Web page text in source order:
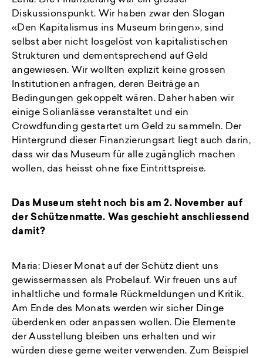
Diskussionspunkt. Wir haben zwar den Slogan
«Den Kapitalismus ins Museum bringen», sind
selbst aber nicht losgelöst von kapitalistischen
Strukturen und dementsprechend auf Geld
angewiesen. Wir wollten explizit keine grossen
Institutionen anfragen, deren Beiträge an
Bedingungen gekoppelt wären. Daher haben wir
einige Solianlässe veranstaltet und ein
Crowdfunding gestartet um Geld zu sammeln. Der
Hintergrund dieser Finanzierungsart liegt auch darin,
dass wir das Museum für alle zugänglich machen
wollen, das heisst ohne fixe Eintrittspreise.
Das Museum steht noch bis am 2. November auf
der Schützenmatte. Was geschieht anschliessend
damit?
Maria: Dieser Monat auf der Schütz dient uns
gewissermassen als Probelauf. Wir freuen uns auf
inhaltliche und formale Rückmeldungen und Kritik.
Am Ende des Monats werden wir sicher Dinge
überdenken oder anpassen wollen. Die Elemente
der Ausstellung bleiben uns erhalten und wir
würden diese gerne weiter verwenden. Zum Beispiel